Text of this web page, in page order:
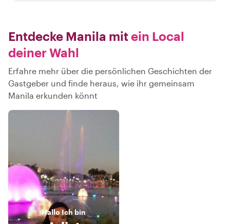
Entdecke Manila mitein Local
deiner Wahl
Erfahre mehr über die persönlichen Geschichten der
Gastgeber und finde heraus, wie ihr gemeinsam
Manila erkunden könnt
Hallo Ich bin